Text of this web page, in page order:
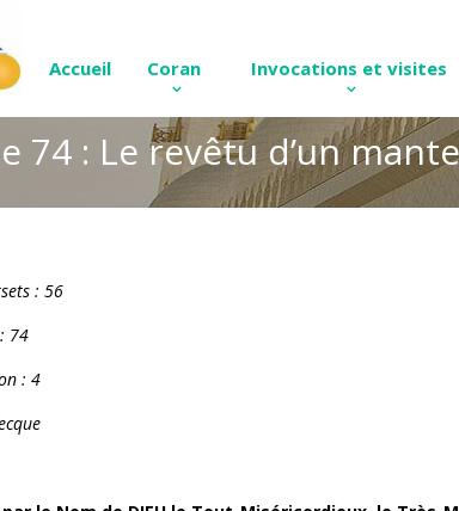
Accueil Coran Invocations et visites
74 : Le revêtu d’un
: 56
74
: 4